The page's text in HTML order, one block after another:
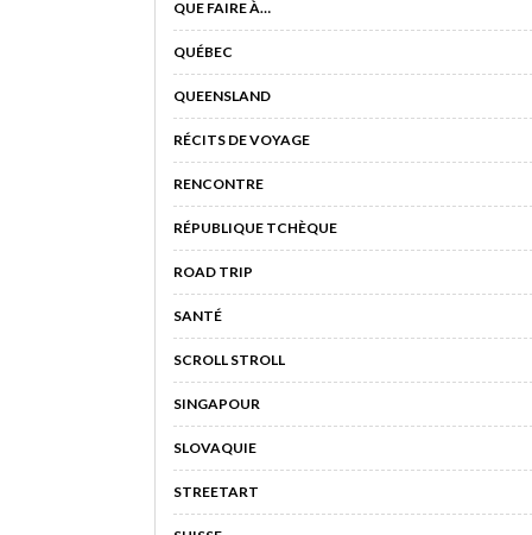
QUE FAIRE À…
QUÉBEC
QUEENSLAND
RÉCITS DE VOYAGE
RENCONTRE
RÉPUBLIQUE TCHÈQUE
ROAD TRIP
SANTÉ
SCROLL STROLL
SINGAPOUR
SLOVAQUIE
STREETART